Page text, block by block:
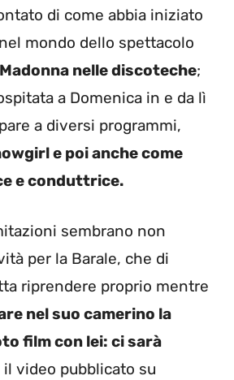
di come abbia iniziato
mondo dello spettacolo
nelle discoteche;
a Domenica in e da lì
a diversi programmi,
e poi anche come
e conduttrice.
sembrano non
per la Barale, che di
riprendere proprio mentre
nel suo camerino la
film con lei: ci sarà
il video pubblicato su